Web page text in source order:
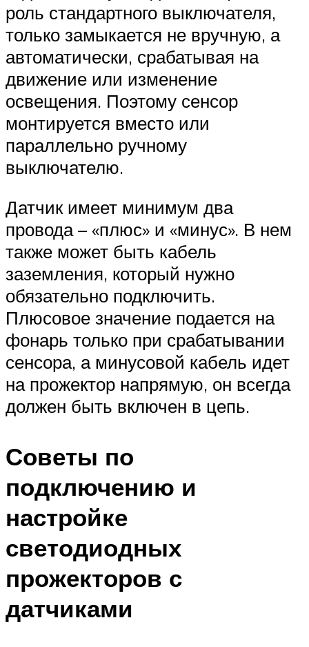
роль стандартного выключателя,
только замыкается не вручную, а
автоматически, срабатывая на
движение или изменение
освещения. Поэтому сенсор
монтируется вместо или
параллельно ручному
выключателю.
Датчик имеет минимум два
провода – «плюс» и «минус». В нем
также может быть кабель
заземления, который нужно
обязательно подключить.
Плюсовое значение подается на
фонарь только при срабатывании
сенсора, а минусовой кабель идет
на прожектор напрямую, он всегда
должен быть включен в цепь.
Советы по
подключению и
настройке
светодиодных
прожекторов с
датчиками